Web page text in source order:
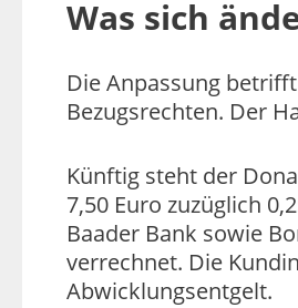
Was sich
Die Anpassung
Bezugsrechten. Der
Künftig steht der
7,50 Euro zuzüglich
Baader Bank sowie
verrechnet. Die
Abwicklungsentgelt.